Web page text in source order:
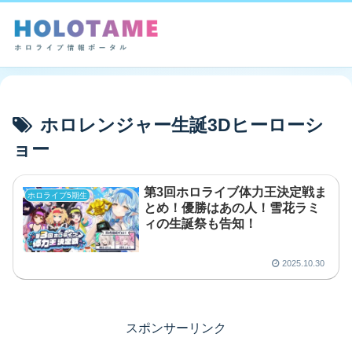
ホロレンジャー生誕3Dヒーローシ
ョー
ホロライブ5期生
第3回ホロライブ体力王決定戦ま
とめ！優勝はあの人！雪花ラミ
ィの生誕祭も告知！
2025.10.30
スポンサーリンク